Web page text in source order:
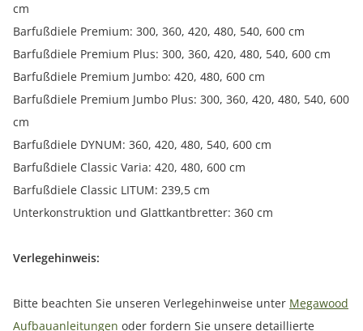
cm
Barfußdiele Premium: 300, 360, 420, 480, 540, 600 cm
Barfußdiele Premium Plus: 300, 360, 420, 480, 540, 600 cm
Barfußdiele Premium Jumbo: 420, 480, 600 cm
Barfußdiele Premium Jumbo Plus: 300, 360, 420, 480, 540, 600
cm
Barfußdiele DYNUM: 360, 420, 480, 540, 600 cm
Barfußdiele Classic Varia: 420, 480, 600 cm
Barfußdiele Classic LITUM: 239,5 cm
Unterkonstruktion und Glattkantbretter: 360 cm
Verlegehinweis:
Bitte beachten Sie unseren Verlegehinweise unter Megawood
Aufbauanleitungen oder fordern Sie unsere detaillierte